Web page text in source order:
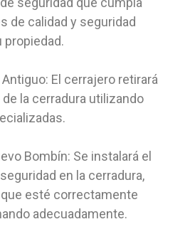
de calidad y seguridad
propiedad.
El cerrajero retirará
la cerradura utilizando
Bombín: Se instalará el
en la cerradura,
esté correctamente
adecuadamente.